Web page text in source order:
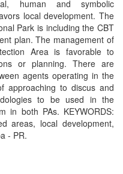
human and symbolic
local development. The
Park is including the CBT
plan. The management of
Area is favorable to
or planning. There are
agents operating in the
approaching to discus and
to be used in the
in both PAs. KEYWORDS:
areas, local development,
- PR.